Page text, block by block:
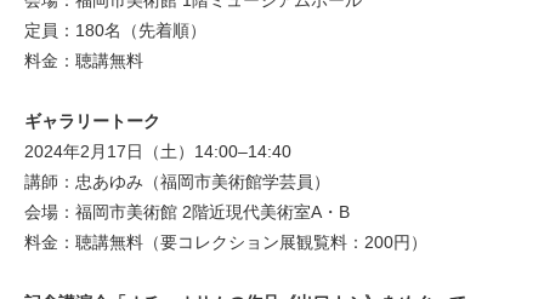
定員：180名（先着順）
料金：聴講無料
ギャラリートーク
2024年2月17日（土）14:00–14:40
講師：忠あゆみ（福岡市美術館学芸員）
会場：福岡市美術館 2階近現代美術室A・B
料金：聴講無料（要コレクション展観覧料：200円）